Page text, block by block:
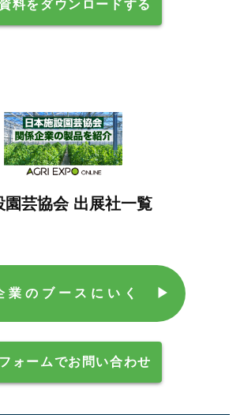
資料をダウンロードする
園芸協会 出展社一覧
業のブースにいく ▶︎
フォームでお問い合わせ